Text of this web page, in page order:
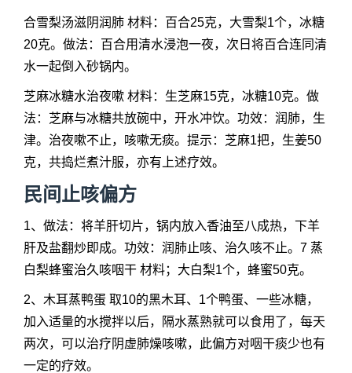
合雪梨汤滋阴润肺 材料：百合25克，大雪梨1个，冰糖
20克。做法：百合用清水浸泡一夜，次日将百合连同清
水一起倒入砂锅内。
芝麻冰糖水治夜嗽 材料：生芝麻15克，冰糖10克。做
法：芝麻与冰糖共放碗中，开水冲饮。功效：润肺，生
津。治夜嗽不止，咳嗽无痰。提示：芝麻1把，生姜50
克，共捣烂煮汁服，亦有上述疗效。
民间止咳偏方
1、做法：将羊肝切片，锅内放入香油至八成热，下羊
肝及盐翻炒即成。功效：润肺止咳、治久咳不止。7 蒸
白梨蜂蜜治久咳咽干 材料；大白梨1个，蜂蜜50克。
2、木耳蒸鸭蛋 取10的黑木耳、1个鸭蛋、一些冰糖，
加入适量的水搅拌以后，隔水蒸熟就可以食用了，每天
两次，可以治疗阴虚肺燥咳嗽，此偏方对咽干痰少也有
一定的疗效。